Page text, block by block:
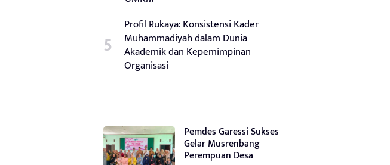
Profil Rukaya: Konsistensi Kader
Muhammadiyah dalam Dunia
Akademik dan Kepemimpinan
Organisasi
Pemdes Garessi Sukses
Gelar Musrenbang
Perempuan Desa